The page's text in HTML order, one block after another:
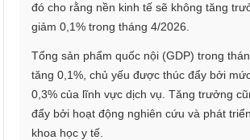
đó cho rằng nền kinh tế sẽ không tăng
giảm 0,1% trong tháng 4/2026.
Tổng sản phẩm quốc nội (GDP) trong
tăng 0,1%, chủ yếu được thúc đẩy bởi
0,3% của lĩnh vực dịch vụ. Tăng trưởng
đẩy bởi hoạt động nghiên cứu và phát
khoa học y tế.